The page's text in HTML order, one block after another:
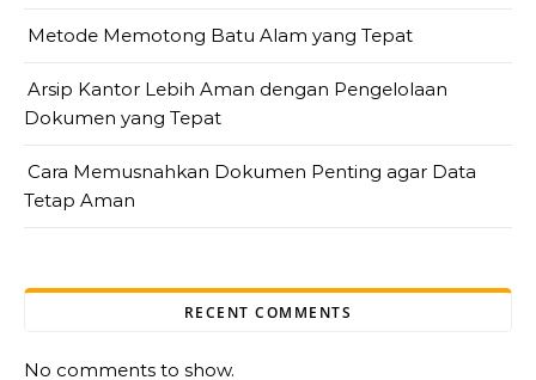
Metode Memotong Batu Alam yang Tepat
Arsip Kantor Lebih Aman dengan Pengelolaan
Dokumen yang Tepat
Cara Memusnahkan Dokumen Penting agar Data
Tetap Aman
RECENT COMMENTS
No comments to show.